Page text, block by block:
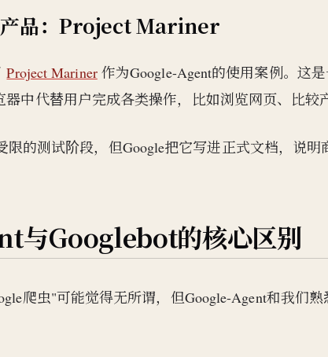
产品：Project Mariner
Project Mariner作为Google-Agent的使用案例。这
中代替用户完成各类操作，比如浏览网页、比较
限的测试阶段，但Google把它写进正式文档，说明
与Googlebot的核心区别
爬虫"可能觉得无所谓，但Google-Agent和我们熟